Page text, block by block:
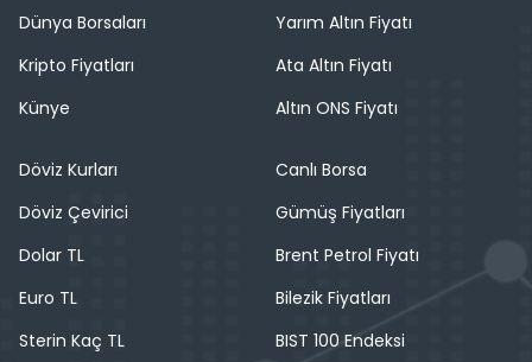
Dünya Borsaları
Kripto Fiyatları
Künye
Yarım Altın Fiyatı
Ata Altın Fiyatı
Altın ONS Fiyatı
Döviz Kurları
Döviz Çevirici
Dolar TL
Euro TL
Sterin Kaç TL
Canlı Borsa
Gümüş Fiyatları
Brent Petrol Fiyatı
Bilezik Fiyatları
BIST 100 Endeksi